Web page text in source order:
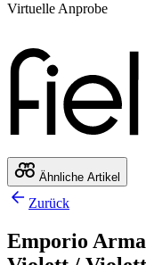
Virtuelle Anprobe
Ähnliche Artikel
Zurück
Emporio